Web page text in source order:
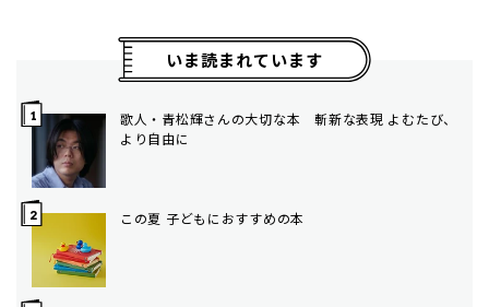
いま読まれています
歌人・青松輝さんの大切な本 斬新な表現 よむたび、
より自由に
この夏 子どもにおすすめの本